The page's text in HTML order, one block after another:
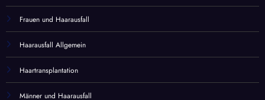
Frauen und Haarausfall
Haarausfall Allgemein
Haartransplantation
Männer und Haarausfall